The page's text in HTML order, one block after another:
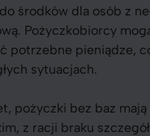
środków dla osób z
Pożyczkobiorcy
potrzebne pieniądze,
sytuacjach.
pożyczki bez baz mają
z racji braku